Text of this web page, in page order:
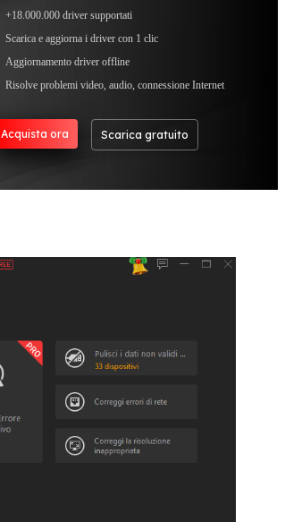
+18.000.000 driver supportati
Scarica e aggiorna i driver con 1 clic
Aggiornamento driver offline
Risolve problemi video, audio, connessione Internet
Acquista ora Scarica gratuito